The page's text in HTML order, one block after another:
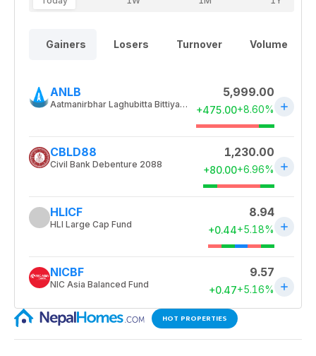
HOT PROPERTIES